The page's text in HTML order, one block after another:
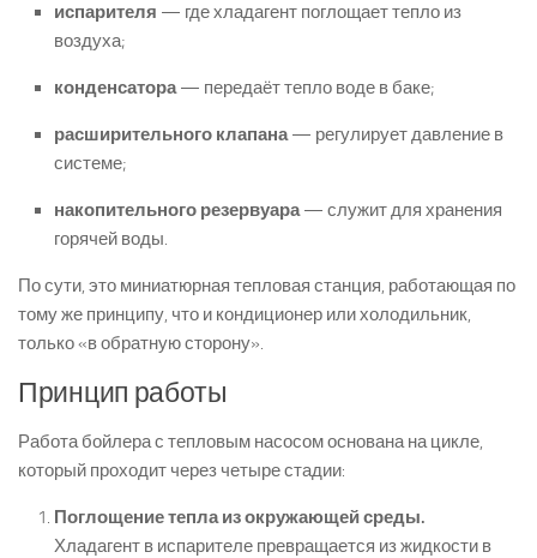
испарителя — где хладагент поглощает тепло из
воздуха;
конденсатора— передаёт тепло воде в баке;
расширительного клапана— регулирует давление в
системе;
накопительного резервуара— служит для хранения
горячей воды.
По сути, это миниатюрная тепловая станция, работающая по
тому же принципу, что и кондиционер или холодильник,
только «в обратную сторону».
Принцип работы
Работа бойлера с тепловым насосом основана на цикле,
который проходит через четыре стадии:
Поглощение тепла из окружающей среды.
Хладагент в испарителе превращается из жидкости в